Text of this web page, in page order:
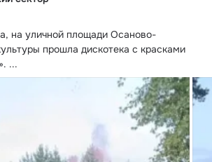
на уличной площади Осаново-
прошла дискотека с красками
...